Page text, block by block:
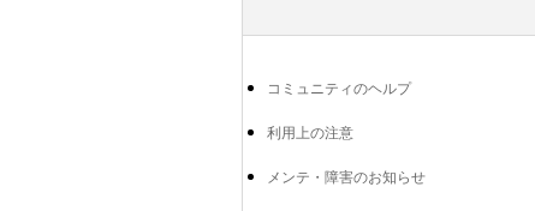
コミュニティのヘルプ
利用上の注意
メンテ・障害のお知らせ